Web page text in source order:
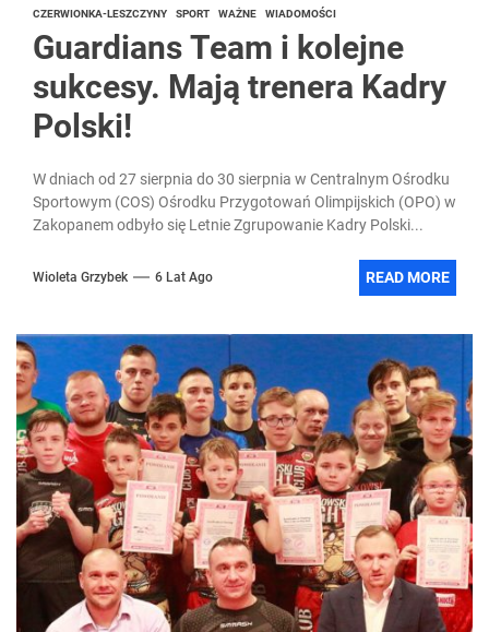
CZERWIONKA-LESZCZYNY SPORT WAŻNE WIADOMOŚCI
Guardians Team i kolejne
sukcesy. Mają trenera Kadry
Polski!
W dniach od 27 sierpnia do 30 sierpnia w Centralnym Ośrodku
Sportowym (COS) Ośrodku Przygotowań Olimpijskich (OPO) w
Zakopanem odbyło się Letnie Zgrupowanie Kadry Polski...
Wioleta Grzybek 6 Lat Ago READ MORE